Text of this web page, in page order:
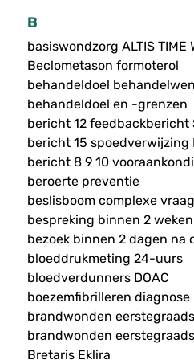
B
basiswondzorg ALTIS TIME
Beclometason formoterol
behandeldoel
behandeldoel en -grenzen
bericht 12 feedbackbericht
bericht 15 spoedverwijzing
bericht 8 9 10
beroerte preventie
beslisboom complexe
bespreking binnen 2
bezoek binnen 2 dagen na
bloeddrukmeting 24-uurs
bloedverdunners DOAC
boezemfibrilleren
brandwonden eerstegraads
brandwonden
Bretaris Eklira